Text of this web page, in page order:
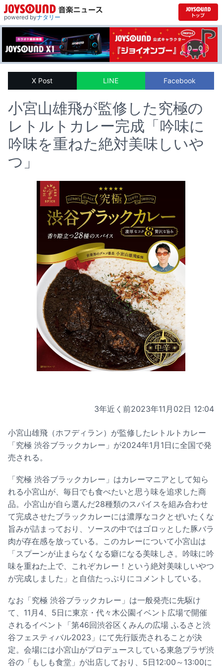
powered byナタリー
X Post LINE Facebook
小宮山雄飛が監修した究極の
レトルトカレー完成「吟味に
吟味を重ねた絶対美味しいや
つ」
3年近く前2023年11月02日 12:04
小宮山雄飛（ホフディラン）が監修したレトルトカレー
「究極 渋谷ブラックカレー」が2024年1月1日に全国で発
売される。
「究極 渋谷ブラックカレー」はカレーマニアとして知ら
れる小宮山が、毎日でも食べたいと思う味を追求した商
品。小宮山が自ら選んだ28種類のスパイスを組み合わせ
て完成させたブラックカレーには濃厚なコクとぜいたくな
旨みが詰まっており、ソースの中ではゴロッとした豚バラ
肉が存在感を放っている。このカレーについて小宮山は
「スプーンが止まらなくなる癖になる美味しさ。吟味に吟
味を重ねた上で、これぞカレー！という絶対美味しいやつ
が完成しました」と自信たっぷりにコメントしている。
なお「究極 渋谷ブラックカレー」は一般発売に先駆け
て、11月4、5日に東京・代々木公園イベント広場で開催
されるイベント「第46回渋谷区くみんの広場 ふるさと渋
谷フェスティバル2023」にて先行販売されることが決
定。会場には小宮山がプロデュースしている東急プラザ渋
谷の「もしも食堂」が出店しており、5日12:00～13:00に